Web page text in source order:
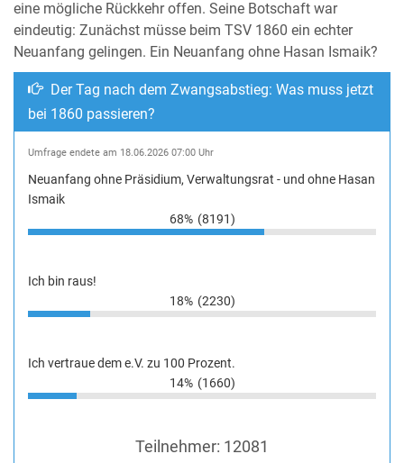
eine mögliche Rückkehr offen. Seine Botschaft war
eindeutig: Zunächst müsse beim TSV 1860 ein echter
Neuanfang gelingen. Ein Neuanfang ohne Hasan Ismaik?
Der Tag nach dem Zwangsabstieg: Was muss jetzt
bei 1860 passieren?
Umfrage endete am 18.06.2026 07:00 Uhr
Neuanfang ohne Präsidium, Verwaltungsrat - und ohne Hasan
Ismaik
68% (8191)
Ich bin raus!
18% (2230)
Ich vertraue dem e.V. zu 100 Prozent.
14% (1660)
Teilnehmer: 12081